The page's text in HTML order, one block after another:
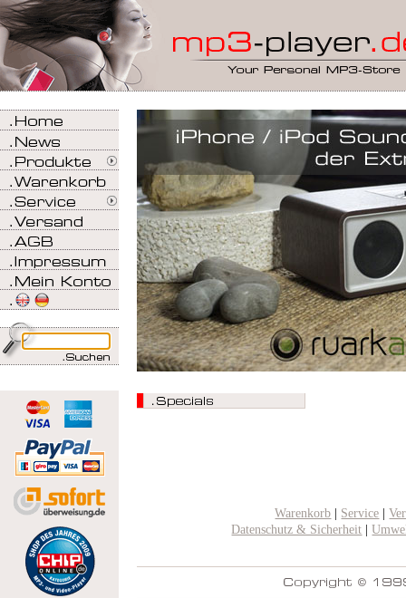
Warenkorb Service |
Datenschutz & Sicherheit |